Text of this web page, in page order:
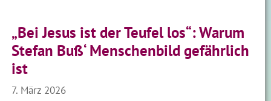
„Bei Jesus ist der Teufel los“: Warum
Stefan Buß‘ Menschenbild gefährlich
ist
7. März 2026